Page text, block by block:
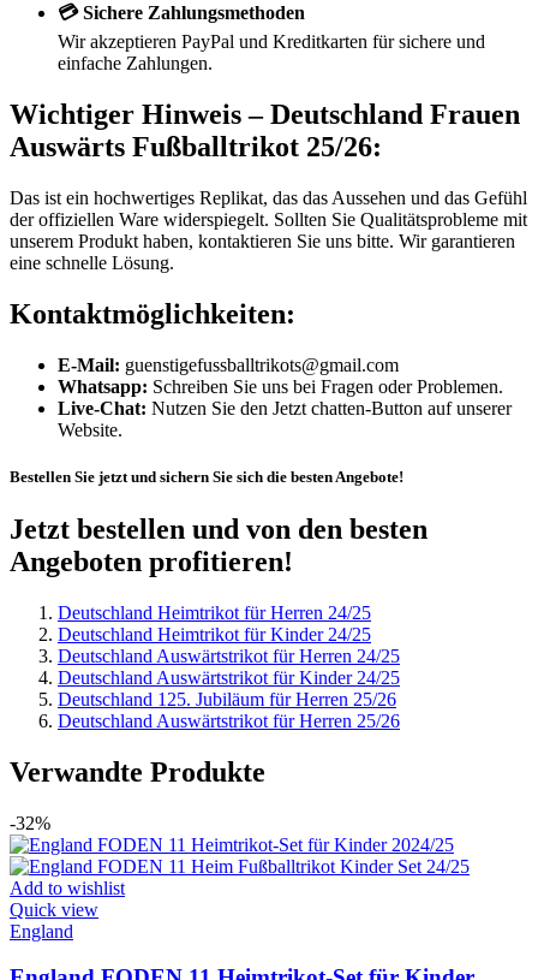
💳 Sichere Zahlungsmethoden
Wir akzeptieren PayPal und Kreditkarten für sichere und
einfache Zahlungen.
Wichtiger Hinweis – Deutschland Frauen
Auswärts Fußballtrikot 25/26:
Das ist ein hochwertiges Replikat, das das Aussehen und das Gefühl
der offiziellen Ware widerspiegelt. Sollten Sie Qualitätsprobleme mit
unserem Produkt haben, kontaktieren Sie uns bitte. Wir garantieren
eine schnelle Lösung.
Kontaktmöglichkeiten:
E-Mail: guenstigefussballtrikots@gmail.com
Whatsapp: Schreiben Sie uns bei Fragen oder Problemen.
Live-Chat: Nutzen Sie den Jetzt chatten-Button auf unserer
Website.
Bestellen Sie jetzt und sichern Sie sich die besten Angebote!
Jetzt bestellen und von den besten
Angeboten profitieren!
Deutschland Heimtrikot für Herren 24/25
Deutschland Heimtrikot für Kinder 24/25
Deutschland Auswärtstrikot für Herren 24/25
Deutschland Auswärtstrikot für Kinder 24/25
Deutschland 125. Jubiläum für Herren 25/26
Deutschland Auswärtstrikot für Herren 25/26
Verwandte Produkte
-32%
Add to wishlist
Quick view
England